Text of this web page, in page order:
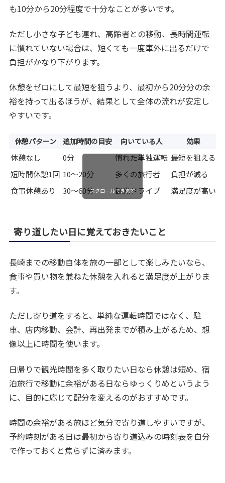
も10分から20分程度で十分なことが多いです。
ただし小さな子ども連れ、高齢者との移動、長時間運転
に慣れていない場合は、短くても一度車外に出るだけで
負担がかなり下がります。
休憩をゼロにして最短を狙うより、最初から20分分の余
裕を持って出るほうが、結果として全体の流れが安定し
やすいです。
休憩パターン 追加時間の目安 向いている人 効果
休憩なし 0分 慣れた単独運転 最短を狙える
短時間休憩1回 10〜20分 多くの旅行者 負担が減る
食事休憩あり
30〜60分 観光ドライブ 満足度が高い
スクロールできます
寄り道したい日に覚えておきたいこと
長崎までの移動自体を旅の一部として楽しみたいなら、
食事や買い物を兼ねた休憩を入れると満足度が上がりま
す。
ただし寄り道をすると、単純な運転時間ではなく、駐
車、店内移動、会計、再出発までが積み上がるため、想
像以上に時間を使います。
日帰りで観光時間を多く取りたい日なら休憩は短め、宿
泊旅行で移動に余裕がある日ならゆっくりめというよう
に、目的に応じて配分を変えるのがおすすめです。
時間の余裕がある旅ほど気分で寄り道しやすいですが、
予約時刻がある日は最初から寄り道込みの時刻表を自分
で作っておくと焦らずに済みます。